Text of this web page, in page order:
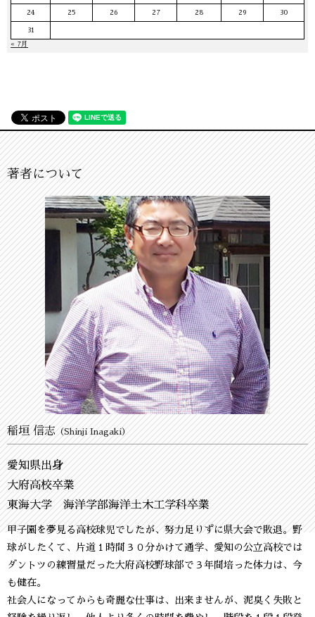
24 25 26 27 28 29 30
31
« 7月
著者について
稲垣 信志（Shinji Inagaki）
愛知県出身
大府高校卒業
東海大学 海洋学部海洋土木工学科卒業
甲子園を夢見る高校球児でしたが、努力足りずに県大会で敗退。野
球がしたくて、片道１時間３０分かけて通学、愛知の公立高校では
ダントツの練習量だった大府高校野球部で３年間培った体力は、今
も健在。
社会人になってからも奇麗な仕事は、出来ませんが、泥臭く失敗と